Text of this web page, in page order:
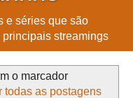
e séries que são
streamings
o marcador
todas as postagens